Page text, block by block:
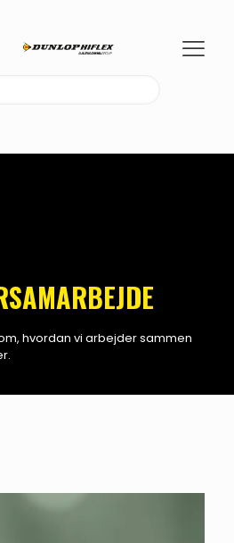
hvordan vi arbejder sammen